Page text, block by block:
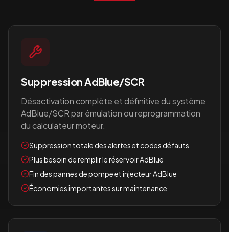
Suppression AdBlue/SCR
Désactivation complète et définitive du système
AdBlue/SCR par émulation ou reprogrammation
du calculateur moteur.
Suppression totale des alertes et codes défauts
Plus besoin de remplir le réservoir AdBlue
Fin des pannes de pompe et injecteur AdBlue
Économies importantes sur maintenance